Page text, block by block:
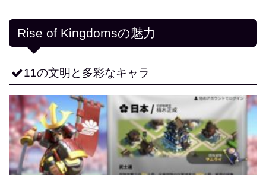
Rise of Kingdomsの魅力
11の文明と多彩なキャラ